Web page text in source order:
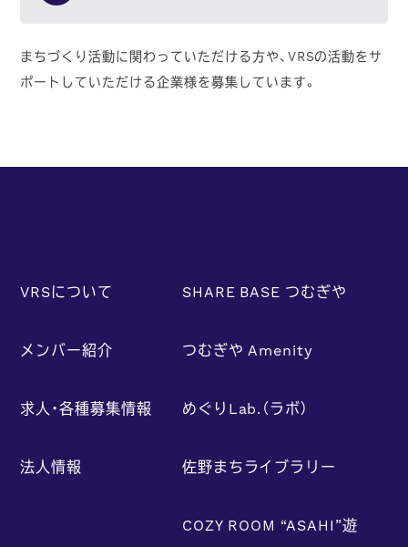
まちづくり活動に関わっていただける方や、VRSの活動をサ
ポートしていただける企業様を募集しています。
VRSについて
メンバー紹介
求人・各種募集情報
法人情報
SHARE BASE つむぎや
つむぎや Amenity
めぐりLab.（ラボ）
佐野まちライブラリー
COZY ROOM “ASAHI”遊